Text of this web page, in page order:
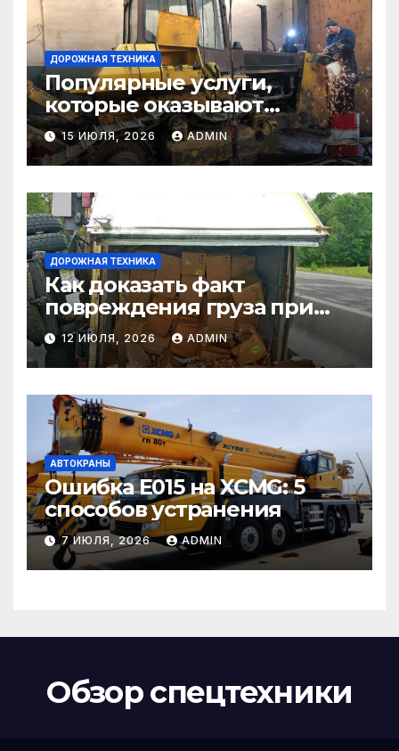
ДОРОЖНАЯ ТЕХНИКА
Популярные услуги,
которые оказывают
самосвалы в строительстве
и логистике
15 ИЮЛЯ, 2026 ADMIN
ДОРОЖНАЯ ТЕХНИКА
Как доказать факт
повреждения груза при
страховом случае
12 ИЮЛЯ, 2026 ADMIN
АВТОКРАНЫ
Ошибка E015 на XCMG: 5
способов устранения
7 ИЮЛЯ, 2026 ADMIN
Обзор спецтехники